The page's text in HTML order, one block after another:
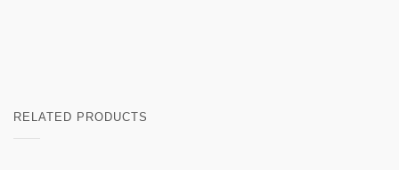
RELATED PRODUCTS